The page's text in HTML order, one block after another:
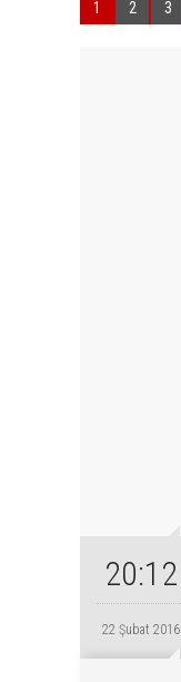
1 2 3
20:12
22 Şubat 2016